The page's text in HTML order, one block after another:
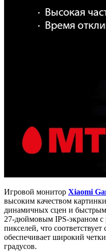
Игровой монитор Xiaomi
высоким качеством
динамичных сцен и
27-дюймовым IPS-экраном с
пикселей, что
обеспечивает широкий
градусов.